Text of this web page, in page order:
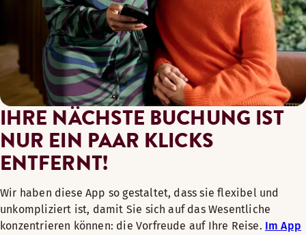
IHRE NÄCHSTE BUCHUNG IST
NUR EIN PAAR KLICKS
ENTFERNT!
Wir haben diese App so gestaltet, dass sie flexibel und
unkompliziert ist, damit Sie sich auf das Wesentliche
konzentrieren können: die Vorfreude auf Ihre Reise. Im App